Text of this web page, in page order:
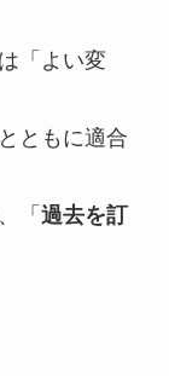
「よい変
ともに適合
「 過去を訂